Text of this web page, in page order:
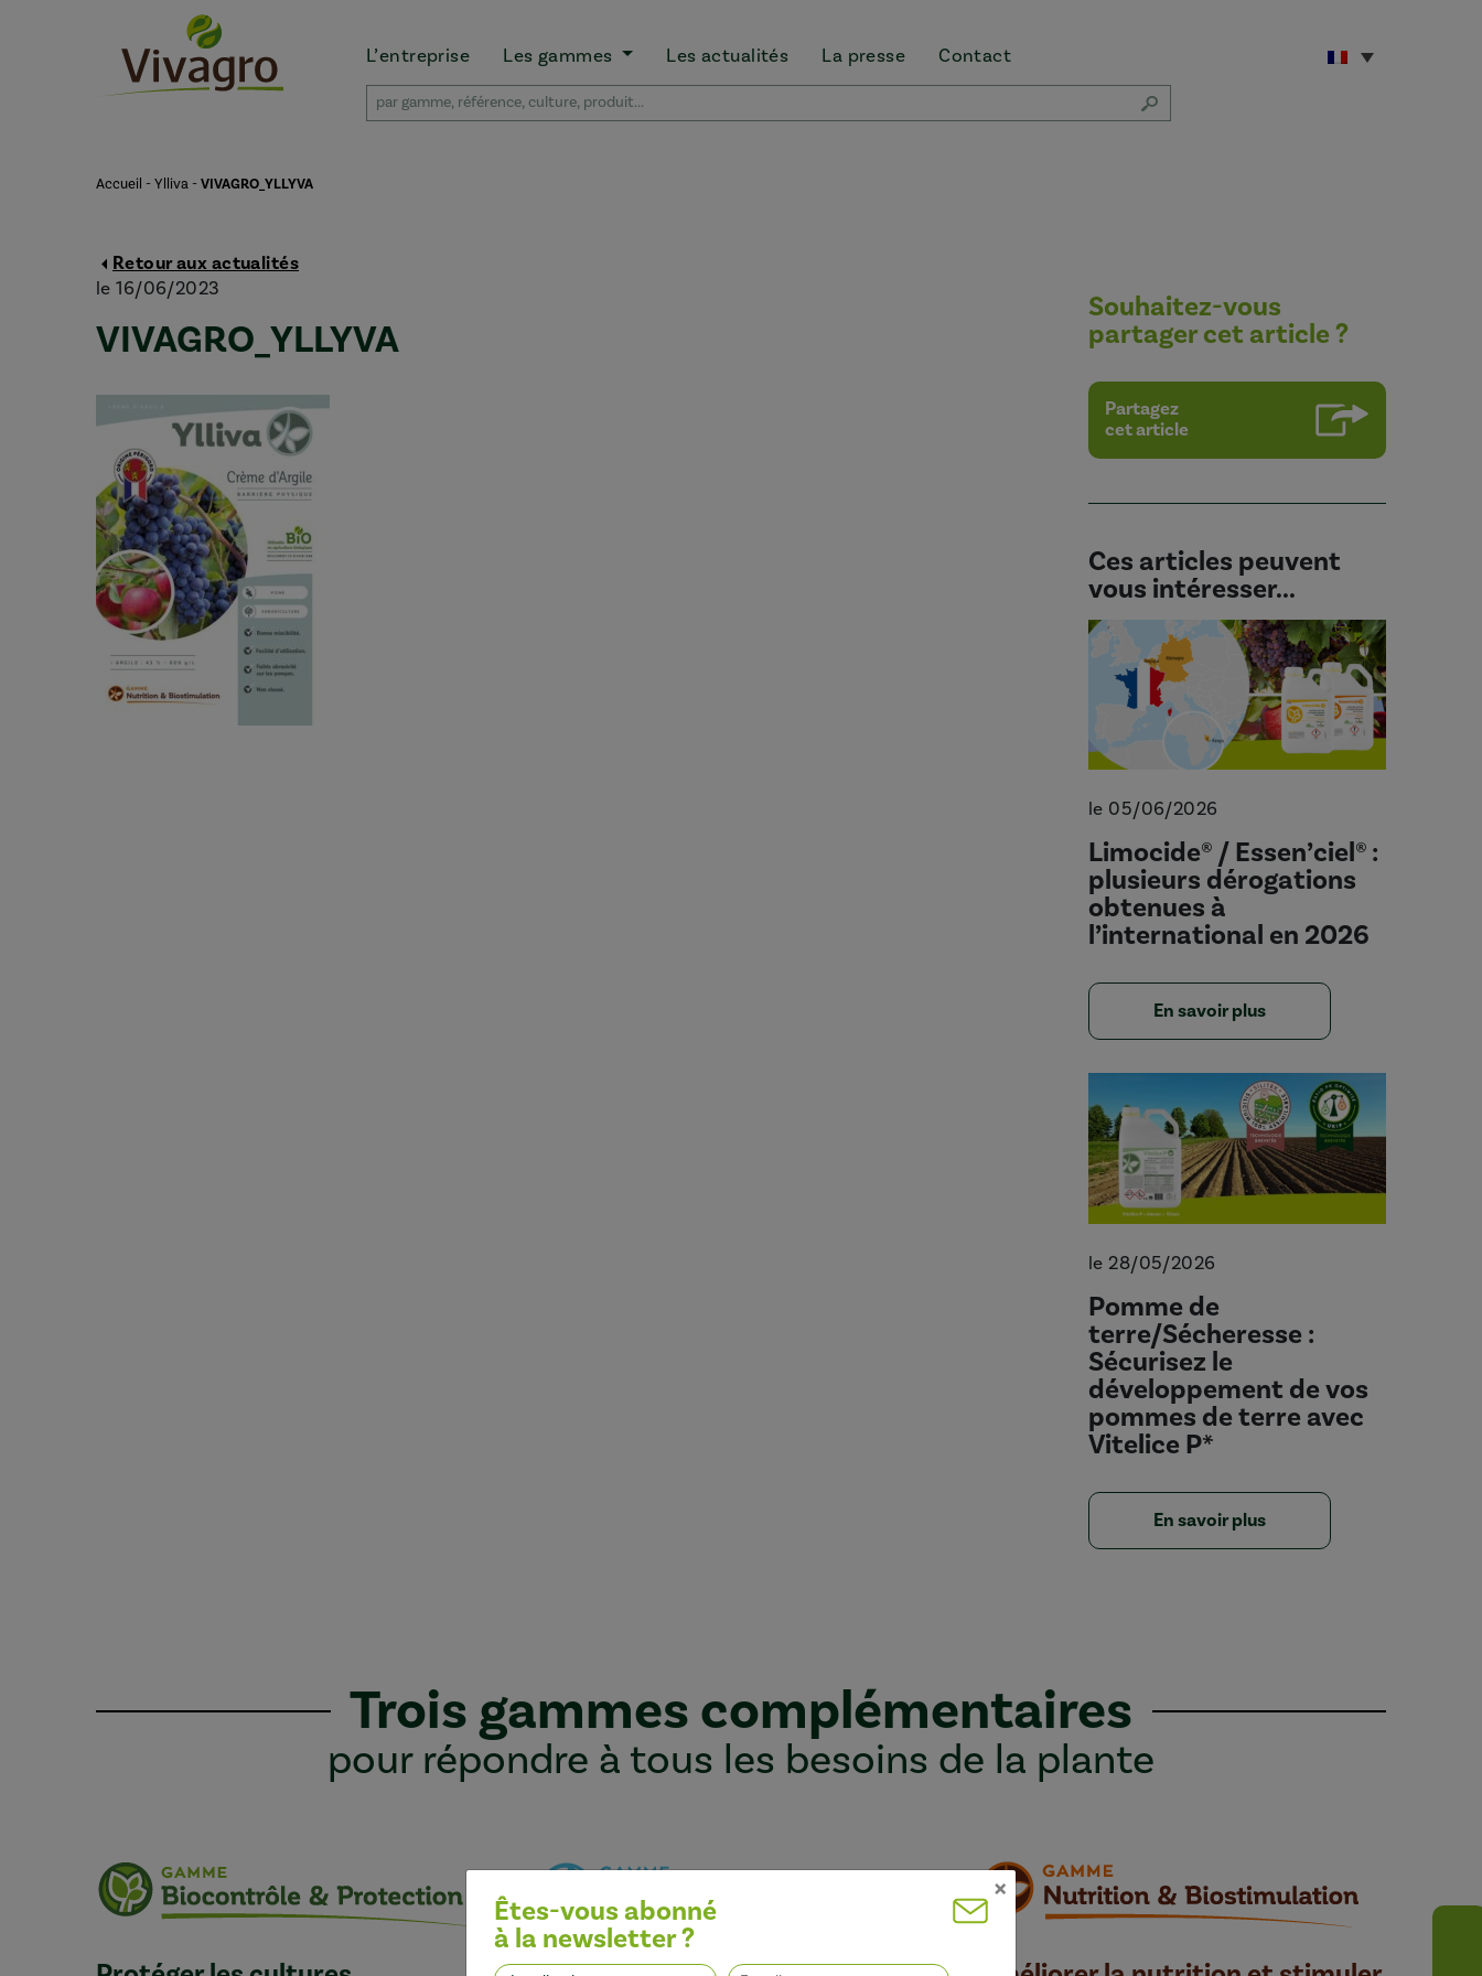
L’entreprise Les gammes Les actualités La presse Contact
Accueil -Ylliva -VIVAGRO_YLLYVA
Retour aux actualités
le 16/06/2023
VIVAGRO_YLLYVA
Souhaitez-vous
partager cet article ?
Partagez
cet article
Ces articles peuvent
vous intéresser...
le 05/06/2026
Limocide® / Essen’ciel® :
plusieurs dérogations
obtenues à
l’international en 2026
En savoir plus
le 28/05/2026
Pomme de
terre/Sécheresse :
Sécurisez le
développement de vos
pommes de terre avec
Vitelice P*
En savoir plus
Trois gammes complémentaires
pour répondre à tous les besoins de la plante
×
Êtes-vous abonné
à la newsletter ?